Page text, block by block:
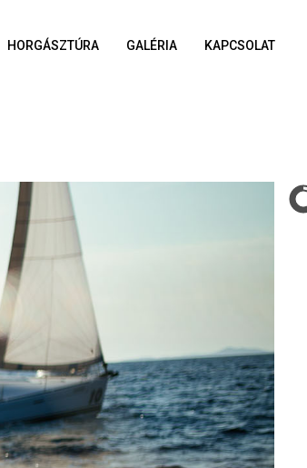
HORGÁSZTÚRA GALÉRIA KAPCSOLAT